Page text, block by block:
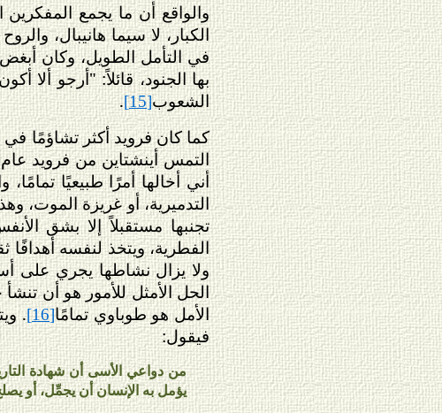
والواقع أن ما يجمع
الكبار، لا سيما هانيبال،
في التأمل الطويل، وكان
بها الجنود، قائلاً: "أرجو ألا
الشعوب[15]
.
كما كان فرويد أكثر تشاؤمًا
أني أخالها أمرًا طبيعيًا
التدميرية، أو غريزة
تجنبها مستقبلاً إلا بشق
الفطرية، ويتخذ لنفسه أهدافًا
ولا يزال نشاطها يجري على
الحل الأمثل للأمور هو أن
الأمل هو طوباوي تمامًا[16]
.
فيقول:
من دواعي الأسى أن شهادة
يؤمل به الإنسان أن يجمِّل، أو